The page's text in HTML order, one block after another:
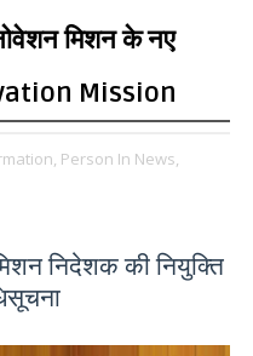
मिशन के नए
Mission
Person In News,
निदेशक की नियुक्ति